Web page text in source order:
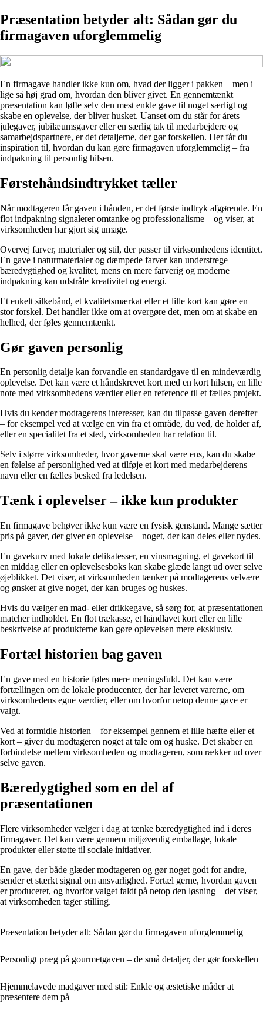
Præsentation betyder alt: Sådan gør du
firmagaven uforglemmelig
En firmagave handler ikke kun om, hvad der ligger i pakken – men i
lige så høj grad om, hvordan den bliver givet. En gennemtænkt
præsentation kan løfte selv den mest enkle gave til noget særligt og
skabe en oplevelse, der bliver husket. Uanset om du står for årets
julegaver, jubilæumsgaver eller en særlig tak til medarbejdere og
samarbejdspartnere, er det detaljerne, der gør forskellen. Her får du
inspiration til, hvordan du kan gøre firmagaven uforglemmelig – fra
indpakning til personlig hilsen.
Førstehåndsindtrykket tæller
Når modtageren får gaven i hånden, er det første indtryk afgørende. En
flot indpakning signalerer omtanke og professionalisme – og viser, at
virksomheden har gjort sig umage.
Overvej farver, materialer og stil, der passer til virksomhedens identitet.
En gave i naturmaterialer og dæmpede farver kan understrege
bæredygtighed og kvalitet, mens en mere farverig og moderne
indpakning kan udstråle kreativitet og energi.
Et enkelt silkebånd, et kvalitetsmærkat eller et lille kort kan gøre en
stor forskel. Det handler ikke om at overgøre det, men om at skabe en
helhed, der føles gennemtænkt.
Gør gaven personlig
En personlig detalje kan forvandle en standardgave til en mindeværdig
oplevelse. Det kan være et håndskrevet kort med en kort hilsen, en lille
note med virksomhedens værdier eller en reference til et fælles projekt.
Hvis du kender modtagerens interesser, kan du tilpasse gaven derefter
– for eksempel ved at vælge en vin fra et område, du ved, de holder af,
eller en specialitet fra et sted, virksomheden har relation til.
Selv i større virksomheder, hvor gaverne skal være ens, kan du skabe
en følelse af personlighed ved at tilføje et kort med medarbejderens
navn eller en fælles besked fra ledelsen.
Tænk i oplevelser – ikke kun produkter
En firmagave behøver ikke kun være en fysisk genstand. Mange sætter
pris på gaver, der giver en oplevelse – noget, der kan deles eller nydes.
En gavekurv med lokale delikatesser, en vinsmagning, et gavekort til
en middag eller en oplevelsesboks kan skabe glæde langt ud over selve
øjeblikket. Det viser, at virksomheden tænker på modtagerens velvære
og ønsker at give noget, der kan bruges og huskes.
Hvis du vælger en mad- eller drikkegave, så sørg for, at præsentationen
matcher indholdet. En flot trækasse, et håndlavet kort eller en lille
beskrivelse af produkterne kan gøre oplevelsen mere eksklusiv.
Fortæl historien bag gaven
En gave med en historie føles mere meningsfuld. Det kan være
fortællingen om de lokale producenter, der har leveret varerne, om
virksomhedens egne værdier, eller om hvorfor netop denne gave er
valgt.
Ved at formidle historien – for eksempel gennem et lille hæfte eller et
kort – giver du modtageren noget at tale om og huske. Det skaber en
forbindelse mellem virksomheden og modtageren, som rækker ud over
selve gaven.
Bæredygtighed som en del af
præsentationen
Flere virksomheder vælger i dag at tænke bæredygtighed ind i deres
firmagaver. Det kan være gennem miljøvenlig emballage, lokale
produkter eller støtte til sociale initiativer.
En gave, der både glæder modtageren og gør noget godt for andre,
sender et stærkt signal om ansvarlighed. Fortæl gerne, hvordan gaven
er produceret, og hvorfor valget faldt på netop den løsning – det viser,
at virksomheden tager stilling.
Præsentation betyder alt: Sådan gør du firmagaven uforglemmelig
Personligt præg på gourmetgaven – de små detaljer, der gør forskellen
Hjemmelavede madgaver med stil: Enkle og æstetiske måder at
præsentere dem på